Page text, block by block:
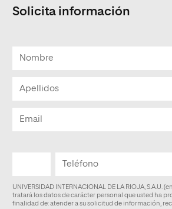
Solicita información